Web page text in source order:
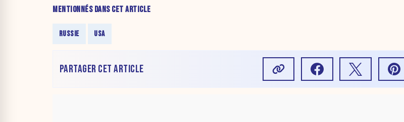
MENTIONNÉS DANS CET ARTICLE
RUSSIE USA
PARTAGER CET ARTICLE